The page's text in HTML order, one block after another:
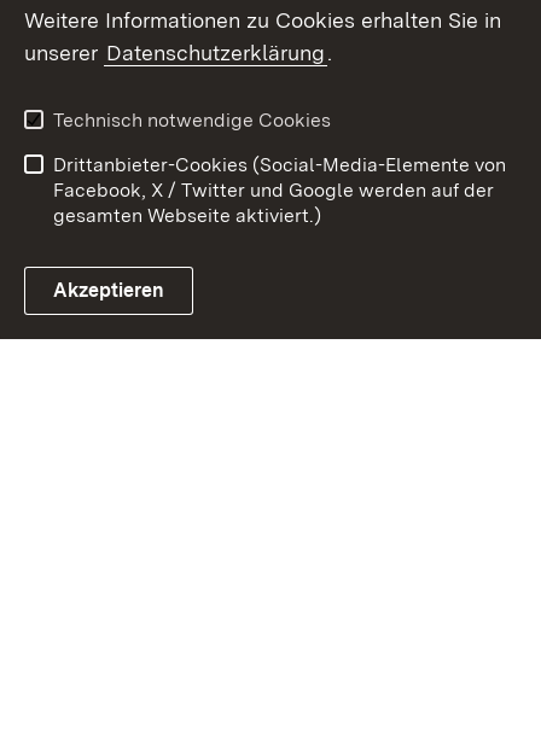
Link zum Landesportal
Barrierefreiheit
Benutzungshinweise
Impressum
Cookies
Weitere Informationen zu Cookies erhalten Sie in
unserer Datenschutzerklärung.
Technisch notwendige Cookies
Drittanbieter-Cookies (Social-Media-Elemente von
Facebook, X / Twitter und Google werden auf der
gesamten Webseite aktiviert.)
Akzeptieren